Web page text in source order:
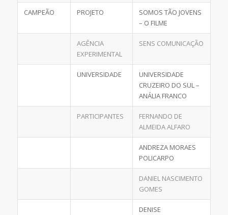
CAMPEÃO PROJETO
SOMOS TÃO JOVENS
– O FILME
AGÊNCIA
EXPERIMENTAL
SENS COMUNICAÇÃO
UNIVERSIDADE
UNIVERSIDADE
CRUZEIRO DO SUL –
ANÁLIA FRANCO
PARTICIPANTES
FERNANDO DE
ALMEIDA ALFARO
ANDREZA MORAES
POLICARPO
DANIEL NASCIMENTO
GOMES
DENISE